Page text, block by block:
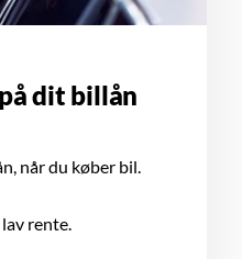
dit billån
når du køber bil.
rente.